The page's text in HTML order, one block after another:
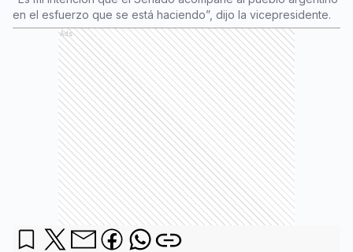
en el esfuerzo que se está haciendo”, dijo la vicepresidente.
Ads